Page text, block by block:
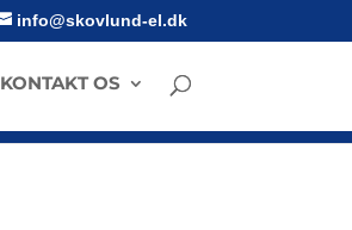
info@skovlund-el.dk
KONTAKT OS